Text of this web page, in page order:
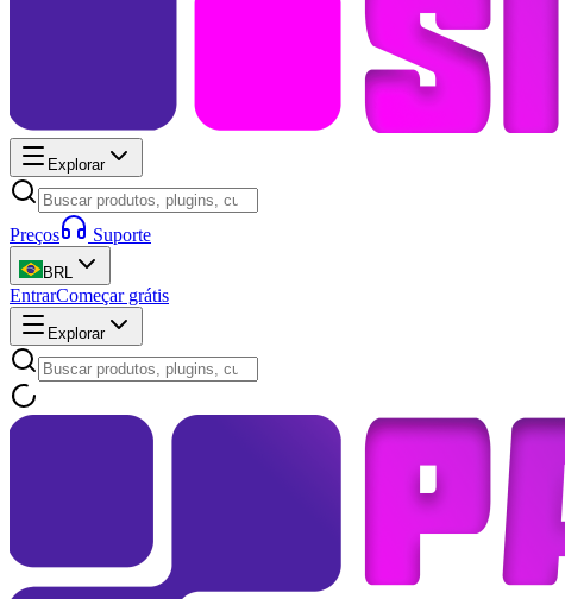
Explorar
Preços Suporte
BRL
EntrarComeçar grátis
Explorar